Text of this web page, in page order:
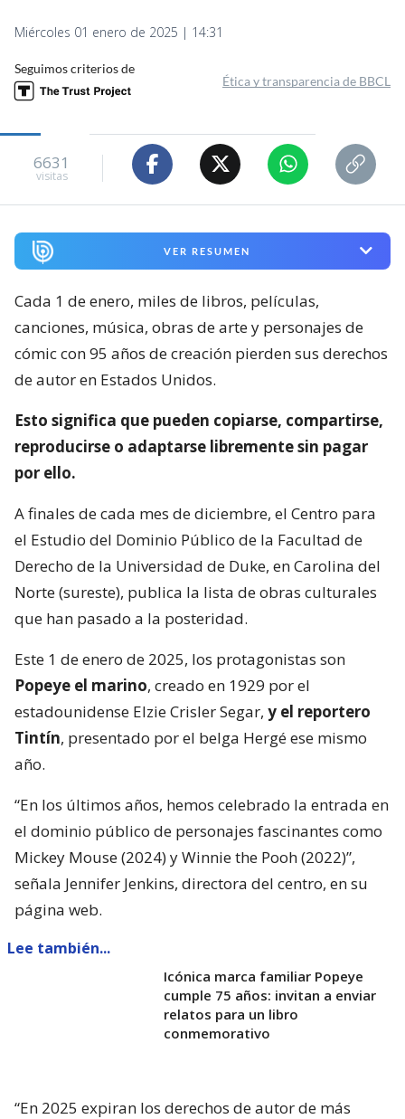
Miércoles 01 enero de 2025 | 14:31
Seguimos criterios de
Ética y transparencia de BBCL
6631
visitas
VER RESUMEN
Cada 1 de enero, miles de libros, películas,
canciones, música, obras de arte y personajes de
cómic con 95 años de creación pierden sus derechos
de autor en Estados Unidos.
Esto significa que pueden copiarse, compartirse,
reproducirse o adaptarse libremente sin pagar
por ello.
A finales de cada mes de diciembre, el Centro para
el Estudio del Dominio Público de la Facultad de
Derecho de la Universidad de Duke, en Carolina del
Norte (sureste), publica la lista de obras culturales
que han pasado a la posteridad.
Este 1 de enero de 2025, los protagonistas son
Popeye el marino, creado en 1929 por el
estadounidense Elzie Crisler Segar, y el reportero
Tintín, presentado por el belga Hergé ese mismo
año.
“En los últimos años, hemos celebrado la entrada en
el dominio público de personajes fascinantes como
Mickey Mouse (2024) y Winnie the Pooh (2022)”,
señala Jennifer Jenkins, directora del centro, en su
página web.
Lee también...
Icónica marca familiar Popeye
cumple 75 años: invitan a enviar
relatos para un libro
conmemorativo
“En 2025 expiran los derechos de autor de más